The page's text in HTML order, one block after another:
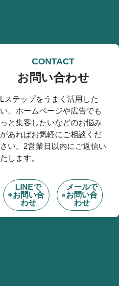
CONTACT
お問い合わせ
Lステップをうまく活用した
い。ホームページや広告でも
っと集客したいなどのお悩み
があればお気軽にご相談くだ
さい。2営業日以内にご返信い
たします。
LINEで
お問い合
わせ
メールで
お問い合
わせ